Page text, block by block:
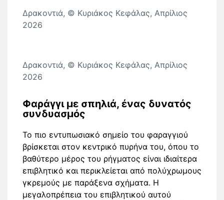
Δρακοντιά, © Κυριάκος Κεφάλας, Απρίλιος
2026
Δρακοντιά, © Κυριάκος Κεφάλας, Απρίλιος
2026
Φαράγγι με σπηλιά, ένας δυνατός
συνδυασμός
Το πιο εντυπωσιακό σημείο του φαραγγιού
βρίσκεται στον κεντρικό πυρήνα του, όπου το
βαθύτερο μέρος του ρήγματος είναι ιδιαίτερα
επιβλητικό και περικλείεται από πολύχρωμους
γκρεμούς με παράξενα σχήματα. Η
μεγαλοπρέπεια του επιβλητικού αυτού